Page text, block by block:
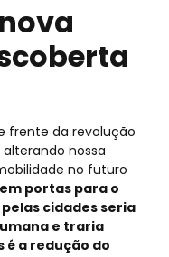
frente da revolução
nossa
no futuro
portas para o
cidades seria
e traria
é a redução do